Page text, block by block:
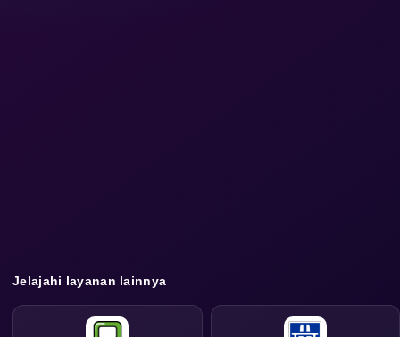
Jelajahi layanan lainnya